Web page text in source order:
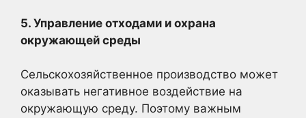
5. Управление отходами и охрана
окружающей среды
Сельскохозяйственное производство может
оказывать негативное воздействие на
окружающую среду. Поэтому важным